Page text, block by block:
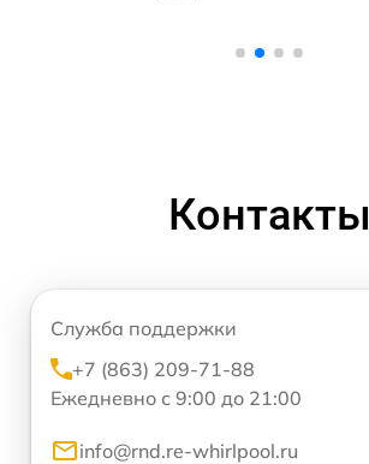
Контакты
Служба поддержки
+7 (863) 209-71-88
Ежедневно с 9:00 до 21:00
info@rnd.re-whirlpool.ru